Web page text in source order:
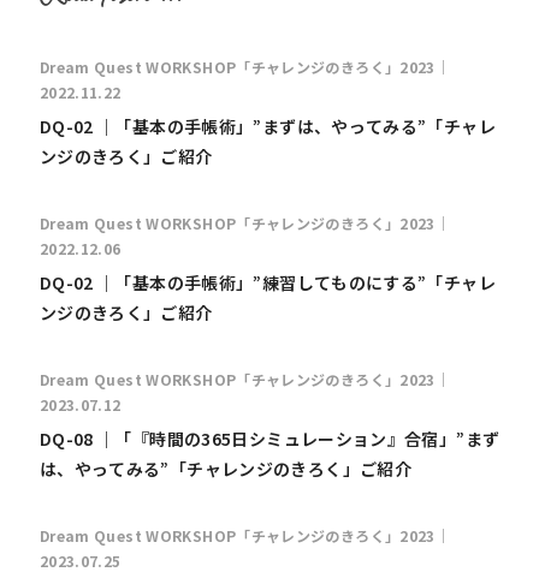
Dream Quest WORKSHOP「チャレンジのきろく」2023｜
2022.11.22
DQ-02 ｜「基本の手帳術」”まずは、やってみる”「チャレ
ンジのきろく」ご紹介
Dream Quest WORKSHOP「チャレンジのきろく」2023｜
2022.12.06
DQ-02 ｜「基本の手帳術」”練習してものにする”「チャレ
ンジのきろく」ご紹介
Dream Quest WORKSHOP「チャレンジのきろく」2023｜
2023.07.12
DQ-08 ｜「『時間の365日シミュレーション』合宿」”まず
は、やってみる”「チャレンジのきろく」ご紹介
Dream Quest WORKSHOP「チャレンジのきろく」2023｜
2023.07.25